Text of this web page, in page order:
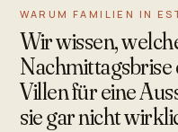
WARUM FAMILIEN IN
Wir wissen,
Nachmittagsbrise
Villen für eine
sie gar nicht